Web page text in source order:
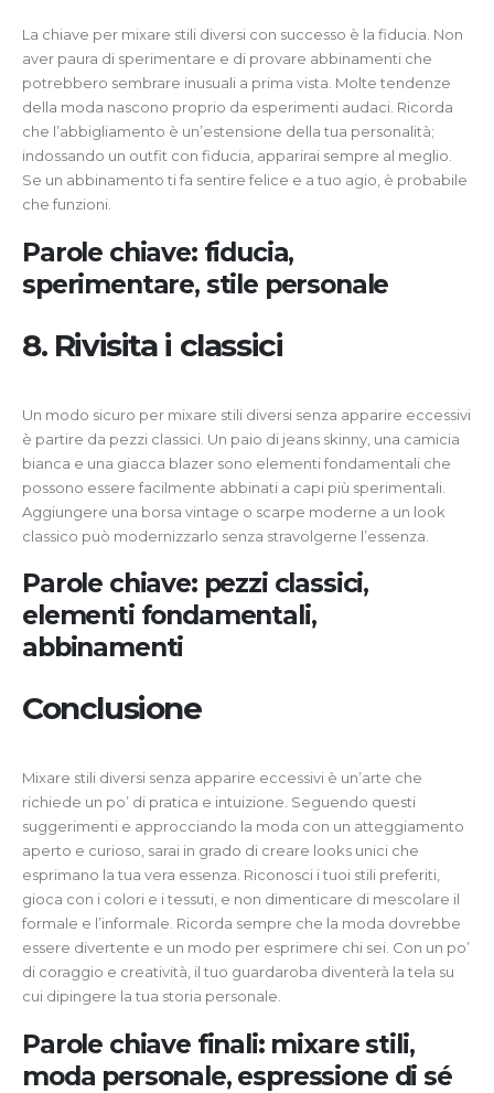
La chiave per mixare stili diversi con successo è la fiducia. Non
aver paura di sperimentare e di provare abbinamenti che
potrebbero sembrare inusuali a prima vista. Molte tendenze
della moda nascono proprio da esperimenti audaci. Ricorda
che l’abbigliamento è un’estensione della tua personalità;
indossando un outfit con fiducia, apparirai sempre al meglio.
Se un abbinamento ti fa sentire felice e a tuo agio, è probabile
che funzioni.
Parole chiave: fiducia,
sperimentare, stile personale
8. Rivisita i classici
Un modo sicuro per mixare stili diversi senza apparire eccessivi
è partire da pezzi classici. Un paio di jeans skinny, una camicia
bianca e una giacca blazer sono elementi fondamentali che
possono essere facilmente abbinati a capi più sperimentali.
Aggiungere una borsa vintage o scarpe moderne a un look
classico può modernizzarlo senza stravolgerne l’essenza.
Parole chiave: pezzi classici,
elementi fondamentali,
abbinamenti
Conclusione
Mixare stili diversi senza apparire eccessivi è un’arte che
richiede un po’ di pratica e intuizione. Seguendo questi
suggerimenti e approcciando la moda con un atteggiamento
aperto e curioso, sarai in grado di creare looks unici che
esprimano la tua vera essenza. Riconosci i tuoi stili preferiti,
gioca con i colori e i tessuti, e non dimenticare di mescolare il
formale e l’informale. Ricorda sempre che la moda dovrebbe
essere divertente e un modo per esprimere chi sei. Con un po’
di coraggio e creatività, il tuo guardaroba diventerà la tela su
cui dipingere la tua storia personale.
Parole chiave finali: mixare stili,
moda personale, espressione di sé